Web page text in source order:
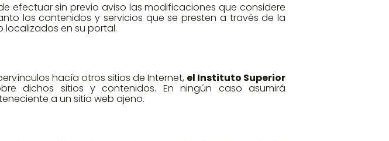
efectuar sin previo aviso las modificaciones que considere
los contenidos y servicios que se presten a través de la
en su portal.
hacía otros sitios de Internet, el Instituto Superior
dichos sitios y contenidos. En ningún caso asumirá
a un sitio web ajeno.